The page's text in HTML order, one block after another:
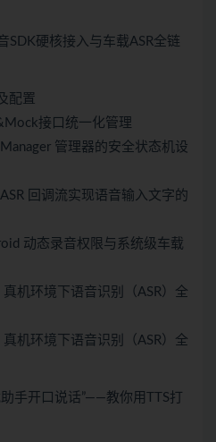
SDK硬核接入与车载ASR全链
配置
接口统一化管理
管理器的安全状态机设
回调流实现语音输入文字的
动态录音权限与系统级车载
机环境下语音识别（ASR）全
机环境下语音识别（ASR）全
手开口说话”——教你用TTS打